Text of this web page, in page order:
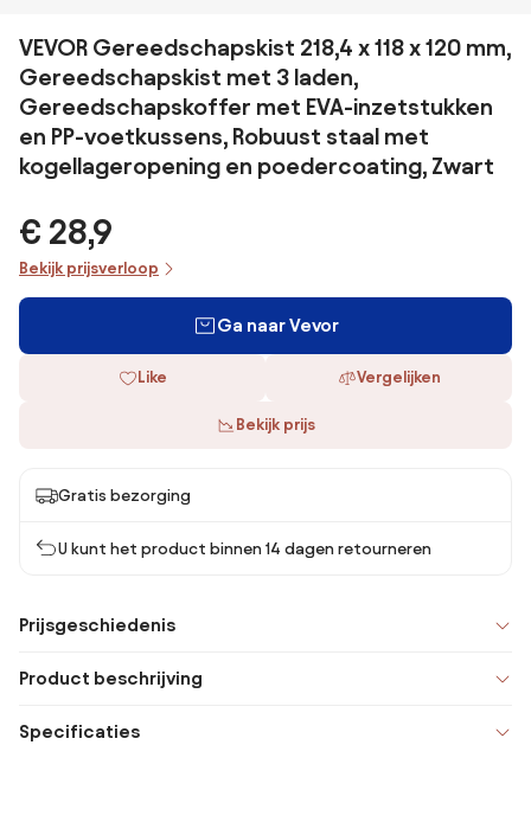
VEVOR Gereedschapskist 218,4 x 118 x 120 mm,
Gereedschapskist met 3 laden,
Gereedschapskoffer met EVA-inzetstukken
en PP-voetkussens, Robuust staal met
kogellageropening en poedercoating, Zwart
€ 28,9
Bekijk prijsverloop
Ga naar Vevor
Like Vergelijken
Bekijk prijs
Gratis bezorging
U kunt het product binnen 14 dagen retourneren
Prijsgeschiedenis
Product beschrijving
Specificaties